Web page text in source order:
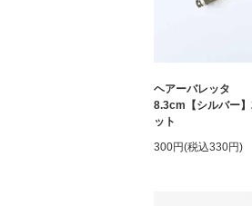
ヘアーバレッタ
8.3cm【シルバー
ット
300円(税込330円)